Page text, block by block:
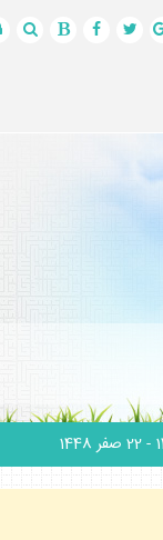
- 22 صفر 1448